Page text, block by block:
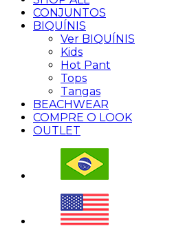
CONJUNTOS
BIQUÍNIS
Ver BIQUÍNIS
Kids
Hot Pant
Tops
Tangas
BEACHWEAR
COMPRE O LOOK
OUTLET